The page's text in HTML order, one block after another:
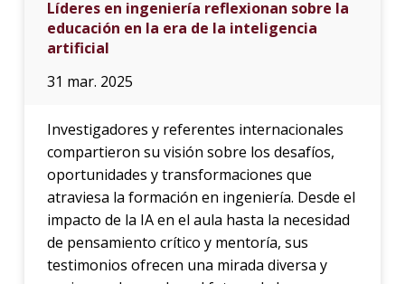
Líderes en ingeniería reflexionan sobre la
educación en la era de la inteligencia
artificial
31 mar. 2025
Investigadores y referentes internacionales
compartieron su visión sobre los desafíos,
oportunidades y transformaciones que
atraviesa la formación en ingeniería. Desde el
impacto de la IA en el aula hasta la necesidad
de pensamiento crítico y mentoría, sus
testimonios ofrecen una mirada diversa y